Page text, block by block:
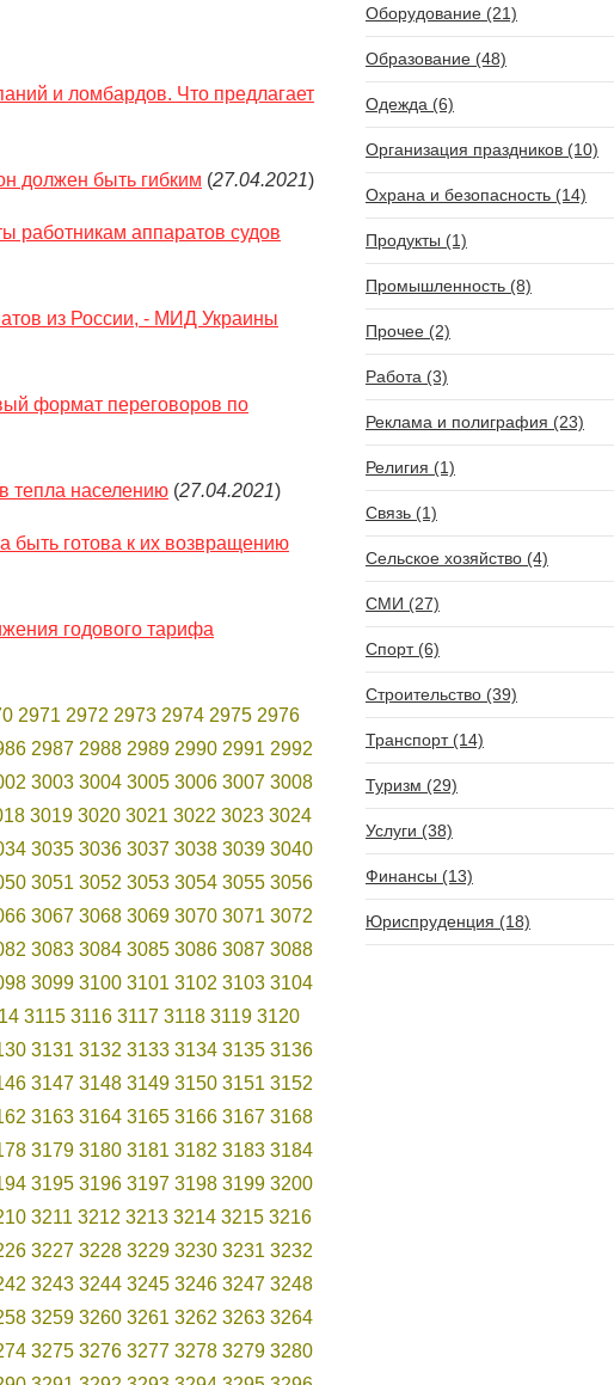
и ломбардов. Что предлагает
должен быть гибким (27.04.2021)
работникам аппаратов судов
из России, - МИД Украины
формат переговоров по
тепла населению (27.04.2021)
быть готова к их возвращению
годового тарифа
2971 2972 2973 2974 2975 2976
2987 2988 2989 2990 2991 2992
3003 3004 3005 3006 3007 3008
3019 3020 3021 3022 3023 3024
3035 3036 3037 3038 3039 3040
3051 3052 3053 3054 3055 3056
3067 3068 3069 3070 3071 3072
3083 3084 3085 3086 3087 3088
3099 3100 3101 3102 3103 3104
3115 3116 3117 3118 3119 3120
3131 3132 3133 3134 3135 3136
3147 3148 3149 3150 3151 3152
3163 3164 3165 3166 3167 3168
3179 3180 3181 3182 3183 3184
3195 3196 3197 3198 3199 3200
3211 3212 3213 3214 3215 3216
3227 3228 3229 3230 3231 3232
3243 3244 3245 3246 3247 3248
3259 3260 3261 3262 3263 3264
3275 3276 3277 3278 3279 3280
Оборудование (21)
Образование (48)
Одежда (6)
Организация праздников (10)
Охрана и безопасность (14)
Продукты (1)
Промышленность (8)
Прочее (2)
Работа (3)
Реклама и полиграфия (23)
Религия (1)
Связь (1)
Сельское хозяйство (4)
СМИ (27)
Спорт (6)
Строительство (39)
Транспорт (14)
Туризм (29)
Услуги (38)
Финансы (13)
Юриспруденция (18)